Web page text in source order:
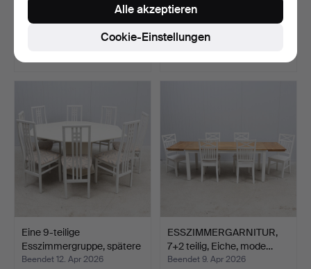
Beendet 17. Apr 2026
aus Kiefernholz…
Beendet 12. Apr 2026
32 Gebote
Eine 9-teilige
Esszimmergruppe, spätere
Hä…
Beendet 12. Apr 2026
ESSZIMMERGARNITUR,
7+2 teilig, Eiche, mode…
Beendet 9. Apr 2026
Cookie-Einstellungen
Alle akzeptieren